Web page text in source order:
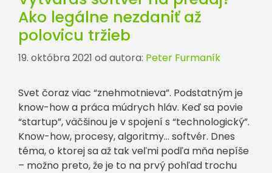
Ako legálne nezdaniť až
polovicu tržieb
19. októbra 2021 od autora: Peter Furmaník
Svet čoraz viac “znehmotnieva”. Podstatným je
know-how a práca múdrych hláv. Keď sa povie
“startup”, väčšinou je v spojení s “technologický”.
Know-how, procesy, algoritmy… softvér. Dnes
téma, o ktorej sa až tak veľmi podľa mňa nepíše
– možno preto, že je to na prvý pohľad trochu